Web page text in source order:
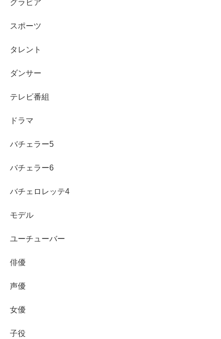
が、詳細は多く公開されていない
弟が有名人だと分かる情報はなく、名前や職業も非
家族構成や両親の職業は公表情報が少なく、実家は
ない
冴木柚葉さんは、活動の場が広がるほど「本名」「兄弟」
る範囲を押さえておくと、最新の出演や活躍も追いかけや
すくなります。
グラビア
スポーツ
タレント
ダンサー
テレビ番組
ドラマ
バチェラー5
バチェラー6
バチェロレッテ4
モデル
ユーチューバー
俳優
声優
女優
子役